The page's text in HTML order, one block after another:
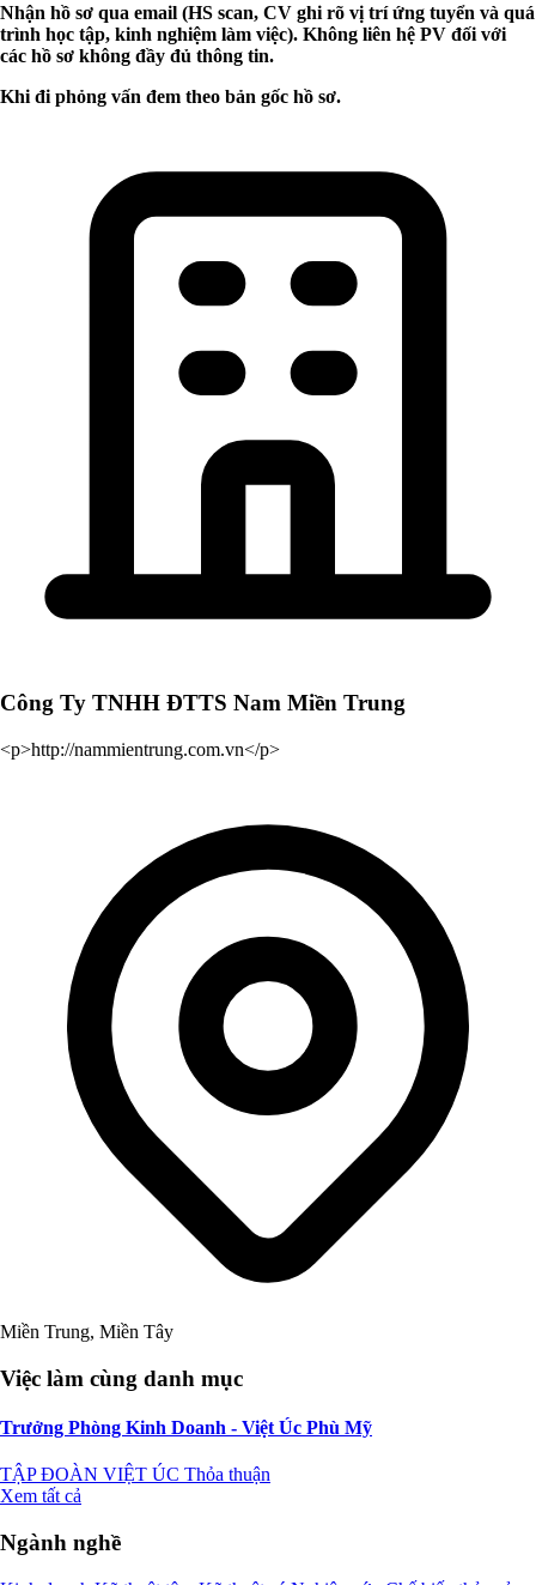
Nhận hồ sơ qua email (HS scan, CV ghi rõ vị trí ứng tuyển và quá
trình học tập, kinh nghiệm làm việc). Không liên hệ PV đối với
các hồ sơ không đầy đủ thông tin.
Khi đi phỏng vấn đem theo bản gốc hồ sơ.
Công Ty TNHH ĐTTS Nam Miền Trung
<p>http://nammientrung.com.vn</p>
Miền Trung, Miền Tây
Việc làm cùng danh mục
Trưởng Phòng Kinh Doanh - Việt Úc Phù Mỹ
TẬP ĐOÀN VIỆT ÚC Thỏa thuận
Xem tất cả
Ngành nghề